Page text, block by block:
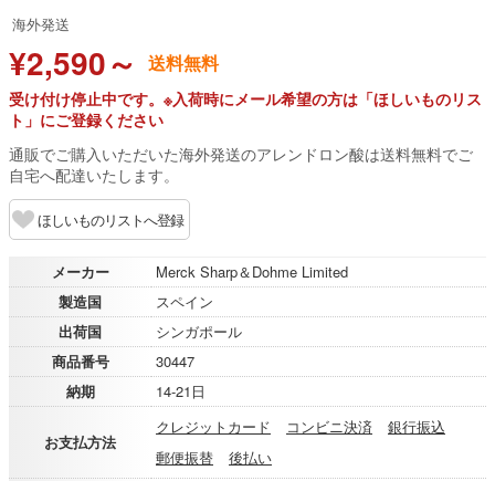
海外発送
¥2,590～ 送料無料
受け付け停止中です。※入荷時にメール希望の方は「ほしいものリス
ト」にご登録ください
通販でご購入いただいた海外発送のアレンドロン酸は送料無料でご
自宅へ配達いたします。
ほしいものリストへ登録
メーカー
Merck Sharp＆Dohme Limited
製造国
スペイン
出荷国
シンガポール
商品番号
30447
納期
14-21日
お支払方法
クレジットカード コンビニ決済
銀行振込
郵便振替
後払い